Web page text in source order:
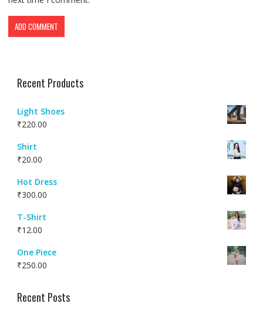
Recent Products
Light Shoes
₹220.00
Shirt
₹20.00
Hot Dress
₹300.00
T-Shirt
₹12.00
One Piece
₹250.00
Recent Posts